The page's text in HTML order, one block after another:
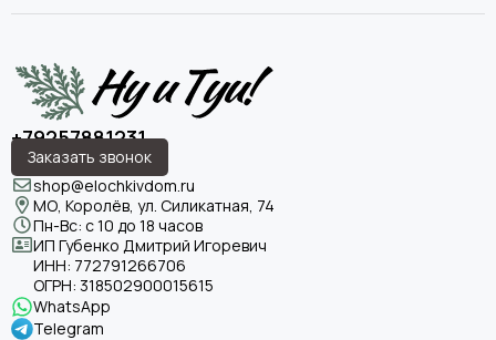
+79257881231
Заказать звонок
shop@elochkivdom.ru
МО, Королёв, ул. Силикатная, 74
Пн-Вс: с 10 до 18 часов
ИП Губенко Дмитрий Игоревич
ИНН: 772791266706
ОГРН: 318502900015615
WhatsApp
Telegram